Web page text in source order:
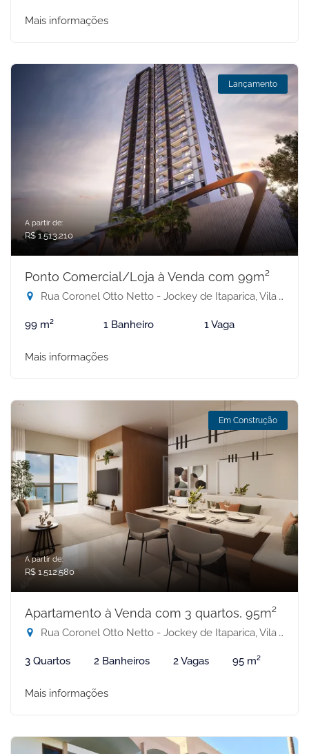
Mais informações
Lançamento
A partir de:
R$ 1.513.210
Ponto Comercial/Loja à Venda com 99m²
Rua Coronel Otto Netto - Jockey de Itaparica, Vila Velha-ES
99 m² 1 Banheiro 1 Vaga
Mais informações
Em Construção
A partir de:
R$ 1.512.580
Apartamento à Venda com 3 quartos, 95m²
Rua Coronel Otto Netto - Jockey de Itaparica, Vila Velha-ES
3 Quartos 2 Banheiros 2 Vagas 95 m²
Mais informações